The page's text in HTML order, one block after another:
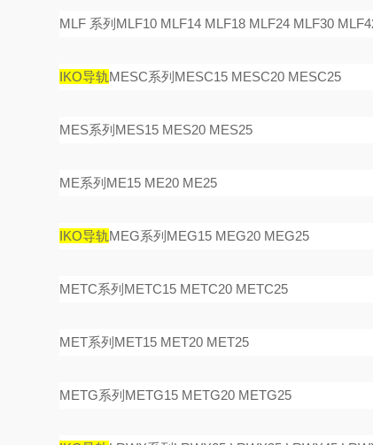
MLF 系列MLF10 MLF14 MLF18 MLF24 MLF30
IKO导轨MESC系列MESC15 MESC20 MESC25
MES系列MES15 MES20 MES25
ME系列ME15 ME20 ME25
IKO导轨MEG系列MEG15 MEG20 MEG25
METC系列METC15 METC20 METC25
MET系列MET15 MET20 MET25
METG系列METG15 METG20 METG25